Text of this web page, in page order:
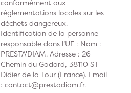
conformément aux
réglementations locales sur les
déchets dangereux.
Identification de la personne
responsable dans l’UE : Nom :
PRESTA'DIAM. Adresse : 26
Chemin du Godard, 38110 ST
Didier de la Tour (France). Email
: contact@prestadiam.fr.